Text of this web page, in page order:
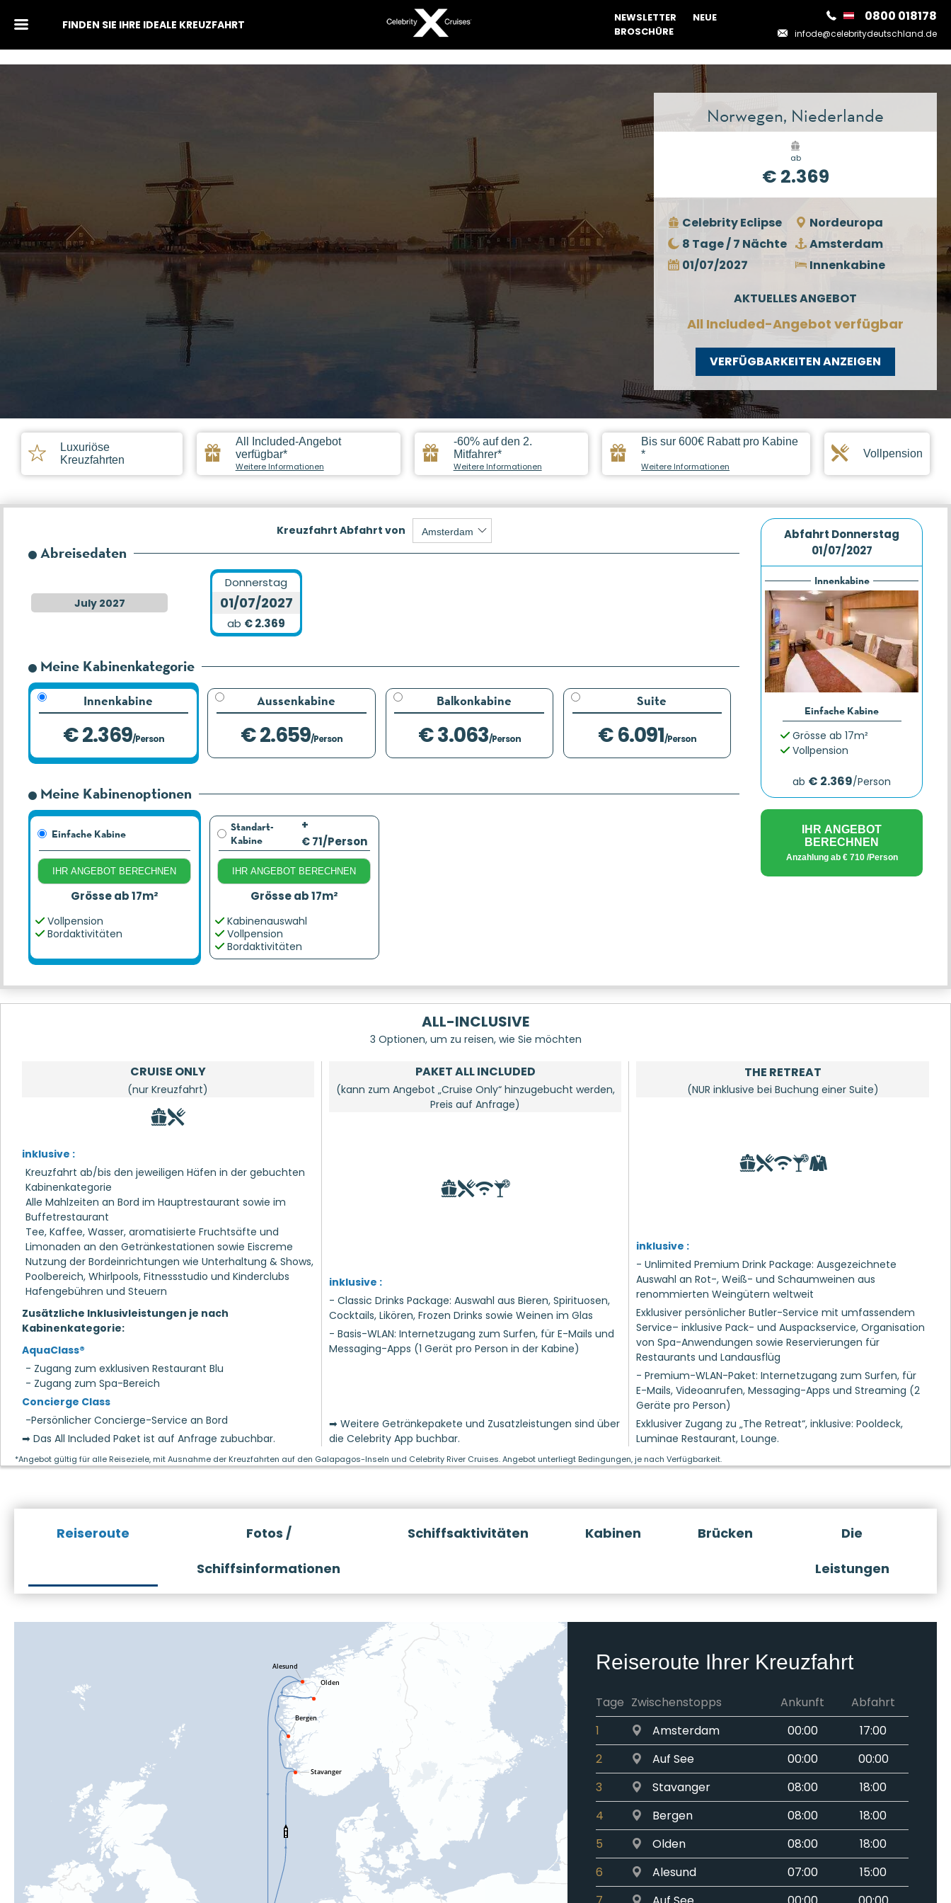
FINDEN SIE IHRE IDEALE KREUZFAHRT NEWSLETTER
NEUE
BROSCHÜRE
0800 018178
infode@celebritydeutschland.de
Norwegen, Niederlande
ab
€ 2.369
Celebrity Eclipse
Nordeuropa
8 Tage / 7 Nächte
Amsterdam
01/07/2027
Innenkabine
AKTUELLES ANGEBOT
All Included-Angebot verfügbar
VERFÜGBARKEITEN ANZEIGEN
Luxuriöse
Kreuzfahrten
All Included-Angebot
verfügbar*
Weitere Informationen
-60% auf den 2.
Mitfahrer*
Weitere Informationen
Bis sur 600€ Rabatt pro Kabine
*
Weitere Informationen
Vollpension
Kreuzfahrt Abfahrt von
Abreisedaten
July 2027
Donnerstag
01/07/2027
ab € 2.369
Meine Kabinenkategorie
Innenkabine
€ 2.369/Person
Aussenkabine
€ 2.659/Person
Balkonkabine
€ 3.063/Person
Suite
€ 6.091/Person
Meine Kabinenoptionen
Einfache Kabine
IHR ANGEBOT BERECHNEN
Grösse ab 17m²
Vollpension
Bordaktivitäten
Standart-
Kabine
+
€ 71/Person
IHR ANGEBOT BERECHNEN
Grösse ab 17m²
Kabinenauswahl
Vollpension
Bordaktivitäten
Abfahrt Donnerstag
01/07/2027
Innenkabine
Einfache Kabine
Grösse ab 17m²
Vollpension
ab € 2.369/Person
IHR ANGEBOT
BERECHNEN
Anzahlung ab € 710/Person
ALL-INCLUSIVE
3 Optionen, um zu reisen, wie Sie möchten
CRUISE ONLY
(nur Kreuzfahrt)
inklusive :
Kreuzfahrt ab/bis den jeweiligen Häfen in der gebuchten
Kabinenkategorie
Alle Mahlzeiten an Bord im Hauptrestaurant sowie im
Buffetrestaurant
Tee, Kaffee, Wasser, aromatisierte Fruchtsäfte und
Limonaden an den Getränkestationen sowie Eiscreme
Nutzung der Bordeinrichtungen wie Unterhaltung & Shows,
Poolbereich, Whirlpools, Fitnessstudio und Kinderclubs
Hafengebühren und Steuern
Zusätzliche Inklusivleistungen je nach
Kabinenkategorie:
AquaClass®
- Zugang zum exklusiven Restaurant Blu
- Zugang zum Spa-Bereich
Concierge Class
-Persönlicher Concierge-Service an Bord
➡ Das All Included Paket ist auf Anfrage zubuchbar.
PAKET ALL INCLUDED
(kann zum Angebot „Cruise Only“ hinzugebucht werden,
Preis auf Anfrage)
inklusive :
- Classic Drinks Package: Auswahl aus Bieren, Spirituosen,
Cocktails, Likören, Frozen Drinks sowie Weinen im Glas
- Basis-WLAN: Internetzugang zum Surfen, für E-Mails und
Messaging-Apps (1 Gerät pro Person in der Kabine)
➡ Weitere Getränkepakete und Zusatzleistungen sind über
die Celebrity App buchbar.
THE RETREAT
(NUR inklusive bei Buchung einer Suite)
inklusive :
- Unlimited Premium Drink Package: Ausgezeichnete
Auswahl an Rot-, Weiß- und Schaumweinen aus
renommierten Weingütern weltweit
Exklusiver persönlicher Butler-Service mit umfassendem
Service– inklusive Pack- und Auspackservice, Organisation
von Spa-Anwendungen sowie Reservierungen für
Restaurants und Landausflüg
- Premium-WLAN-Paket: Internetzugang zum Surfen, für
E-Mails, Videoanrufen, Messaging-Apps und Streaming (2
Geräte pro Person)
Exklusiver Zugang zu „The Retreat“, inklusive: Pooldeck,
Luminae Restaurant, Lounge.
*Angebot gültig für alle Reiseziele, mit Ausnahme der Kreuzfahrten auf den Galapagos-Inseln und Celebrity River Cruises. Angebot unterliegt Bedingungen, je nach Verfügbarkeit.
Reiseroute
Fotos /
Schiffsinformationen
Schiffsaktivitäten Kabinen Brücken
Die
Leistungen
Reiseroute Ihrer Kreuzfahrt
Tage Zwischenstopps Ankunft
Abfahrt
1
Amsterdam 00:00
17:00
2
Auf See 00:00
00:00
3
Stavanger 08:00
18:00
4
Bergen 08:00
18:00
5
Olden 08:00
18:00
6
Alesund 07:00
15:00